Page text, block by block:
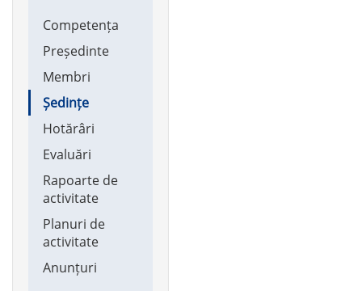
navigation
Competența
Președinte
Membri
Ședințe
Hotărâri
Evaluări
Rapoarte de
activitate
Planuri de
activitate
Anunțuri